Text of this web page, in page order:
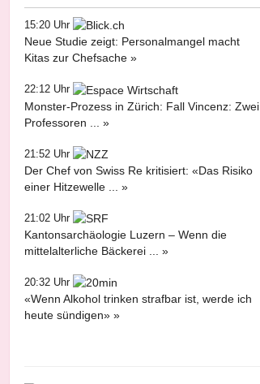
15:20 Uhr
Neue Studie zeigt: Personalmangel macht
Kitas zur Chefsache »
22:12 Uhr
Monster-Prozess in Zürich: Fall Vincenz: Zwei
Professoren ... »
21:52 Uhr
Der Chef von Swiss Re kritisiert: «Das Risiko
einer Hitzewelle ... »
21:02 Uhr
Kantonsarchäologie Luzern – Wenn die
mittelalterliche Bäckerei ... »
20:32 Uhr
«Wenn Alkohol trinken strafbar ist, werde ich
heute sündigen» »